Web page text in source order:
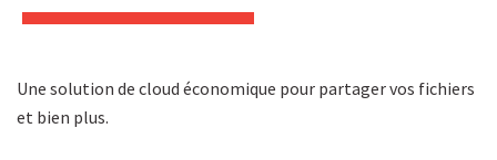
Une solution de cloud économique pour partager vos fichiers
et bien plus.